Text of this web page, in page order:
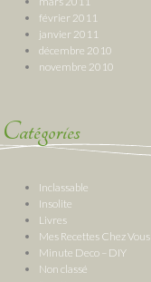
février 2011
janvier 2011
décembre 2010
novembre 2010
Catégories
Inclassable
Insolite
Livres
Mes Recettes Chez Vous
Minute Deco – DIY
Non classé